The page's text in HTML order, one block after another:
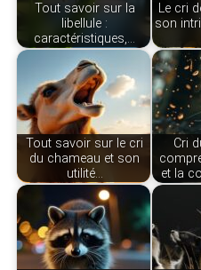
Tout savoir sur la
libellule :
caractéristiques,…
Le cri
son
Tout savoir sur le cri
du chameau et son
utilité…
Cri
et la